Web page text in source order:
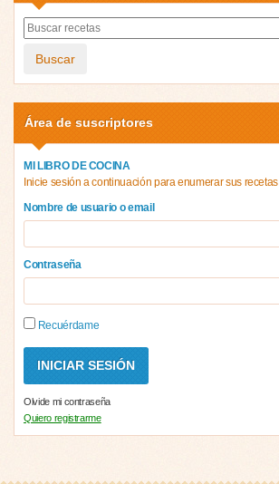
Buscar
Área de suscriptores
MI LIBRO DE COCINA
Inicie sesión a continuación para enumerar sus recetas
Nombre de usuario o email
Contraseña
Recuérdame
Olvide mi contraseña
Quiero registrarme